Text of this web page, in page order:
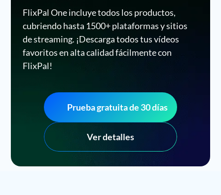
FlixPal One incluye todos los productos,
cubriendo hasta 1500+ plataformas y sitios
de streaming. ¡Descarga todos tus vídeos
favoritos en alta calidad fácilmente con
FlixPal!
Prueba gratuita de 30 días
Ver detalles